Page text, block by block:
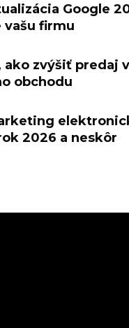
Google
vašu firmu
ako zvýšiť predaj
obchodu
2026 a neskôr